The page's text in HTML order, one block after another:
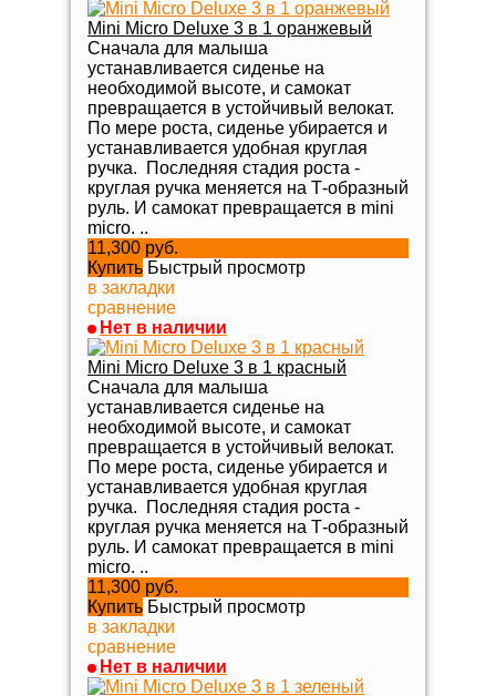
Mini Micro Deluxe 3 в 1 оранжевый
Сначала для малыша
устанавливается сиденье на
необходимой высоте, и самокат
превращается в устойчивый велокат.
По мере роста, сиденье убирается и
устанавливается удобная круглая
ручка. Последняя стадия роста -
круглая ручка меняется на Т-образный
руль. И самокат превращается в mini
micro. ..
11,300 руб.
Купить Быстрый просмотр
в закладки
сравнение
Нет в наличии
Mini Micro Deluxe 3 в 1 красный
Сначала для малыша
устанавливается сиденье на
необходимой высоте, и самокат
превращается в устойчивый велокат.
По мере роста, сиденье убирается и
устанавливается удобная круглая
ручка. Последняя стадия роста -
круглая ручка меняется на Т-образный
руль. И самокат превращается в mini
micro. ..
11,300 руб.
Купить Быстрый просмотр
в закладки
сравнение
Нет в наличии